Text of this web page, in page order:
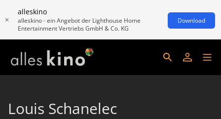
alleskino
alleskino - ein Angebot der Lighthouse Home
Entertainment Vertriebs GmbH & Co. KG
Download
Louis Schanelec